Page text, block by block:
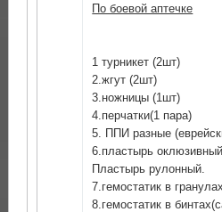
По боевой аптечке
1 турникет (2шт)
2.жгут (2шт)
3.ножницы (1шт)
4.перчатки(1 пара)
5. ППИ разные
6.пластырь
Пластырь рулонный.
7.гемостатик в
8.гемостатик в